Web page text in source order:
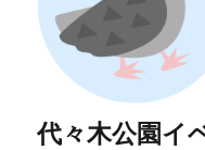
代々木公園イ